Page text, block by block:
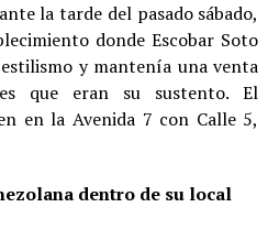
la tarde del pasado sábado,
donde Escobar Soto
y mantenía una venta
que eran su sustento. El
en la Avenida 7 con Calle 5,
dentro de su local